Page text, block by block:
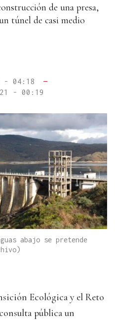
de una presa,
túnel de casi medio
- 04:18
—
- 00:19
abajo se pretende
Ecológica y el Reto
pública un